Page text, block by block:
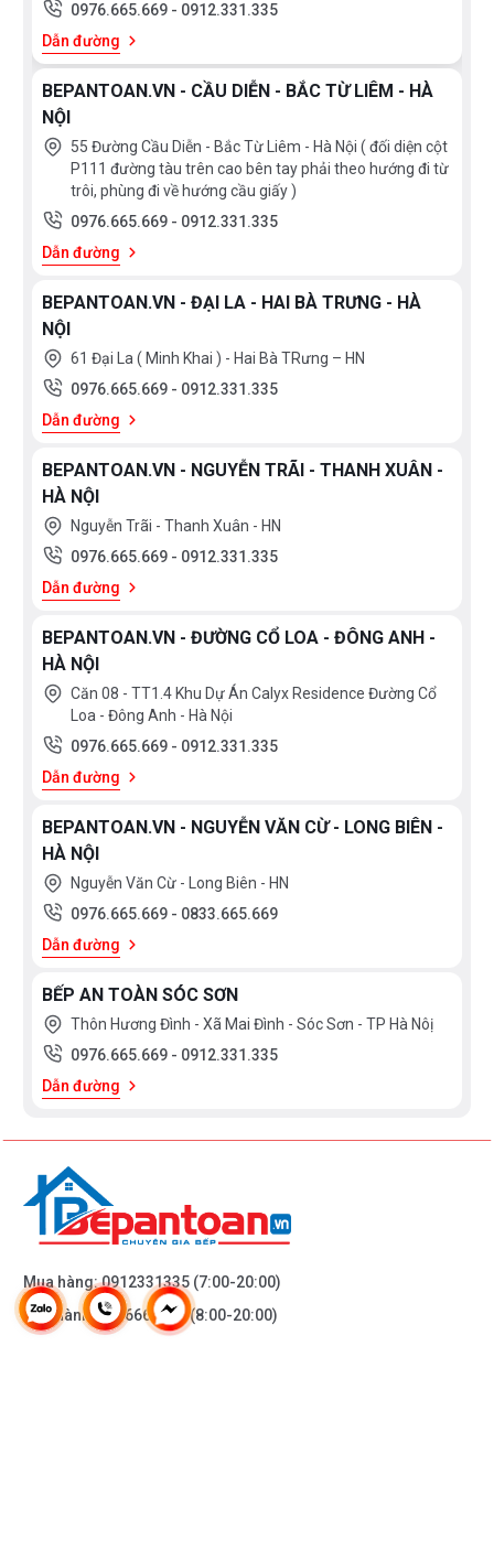
0976.665.669 - 0912.331.335
Dẫn đường
BEPANTOAN.VN - CẦU DIỄN - BẮC TỪ LIÊM - HÀ
NỘI
55 Đường Cầu Diễn - Bắc Từ Liêm - Hà Nội ( đối diện cột
P111 đường tàu trên cao bên tay phải theo hướng đi từ
trôi, phùng đi về hướng cầu giấy )
0976.665.669 - 0912.331.335
Dẫn đường
BEPANTOAN.VN - ĐẠI LA - HAI BÀ TRƯNG - HÀ
NỘI
61 Đại La ( Minh Khai ) - Hai Bà TRưng – HN
0976.665.669 - 0912.331.335
Dẫn đường
BEPANTOAN.VN - NGUYỄN TRÃI - THANH XUÂN -
HÀ NỘI
Nguyễn Trãi - Thanh Xuân - HN
0976.665.669 - 0912.331.335
Dẫn đường
BEPANTOAN.VN - ĐƯỜNG CỔ LOA - ĐÔNG ANH -
HÀ NỘI
Căn 08 - TT1.4 Khu Dự Án Calyx Residence Đường Cổ
Loa - Đông Anh - Hà Nội
0976.665.669 - 0912.331.335
Dẫn đường
BEPANTOAN.VN - NGUYỄN VĂN CỪ - LONG BIÊN -
HÀ NỘI
Nguyễn Văn Cừ - Long Biên - HN
0976.665.669 - 0833.665.669
Dẫn đường
BẾP AN TOÀN SÓC SƠN
Thôn Hương Đình - Xã Mai Đình - Sóc Sơn - TP Hà Nôị
0976.665.669 - 0912.331.335
Dẫn đường
Mua hàng:0912331335 (7:00-20:00)
Bảo hành:0976665669(8:00-20:00)